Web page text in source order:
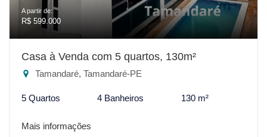
A partir de:
R$ 599.000
Casa à Venda com 5 quartos, 130m²
Tamandaré, Tamandaré-PE
5 Quartos 4 Banheiros 130 m²
Mais informações